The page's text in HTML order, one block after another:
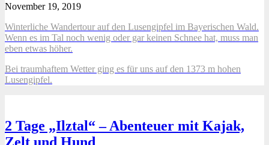
November 19, 2019
Winterliche Wandertour auf den Lusengipfel im Bayerischen Wald.
Wenn es im Tal noch wenig oder gar keinen Schnee hat, muss man
eben etwas höher.
Bei traumhaftem Wetter ging es für uns auf den 1373 m hohen
Lusengipfel.
2 Tage „Ilztal“ – Abenteuer mit Kajak,